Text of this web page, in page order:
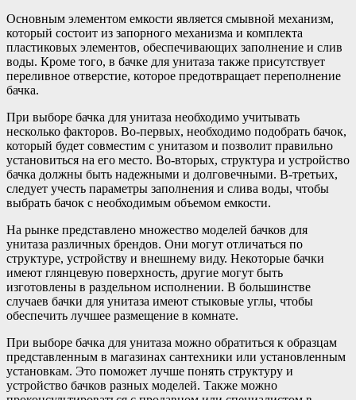
Основным элементом емкости является смывной механизм,
который состоит из запорного механизма и комплекта
пластиковых элементов, обеспечивающих заполнение и слив
воды. Кроме того, в бачке для унитаза также присутствует
переливное отверстие, которое предотвращает переполнение
бачка.
При выборе бачка для унитаза необходимо учитывать
несколько факторов. Во-первых, необходимо подобрать бачок,
который будет совместим с унитазом и позволит правильно
установиться на его место. Во-вторых, структура и устройство
бачка должны быть надежными и долговечными. В-третьих,
следует учесть параметры заполнения и слива воды, чтобы
выбрать бачок с необходимым объемом емкости.
На рынке представлено множество моделей бачков для
унитаза различных брендов. Они могут отличаться по
структуре, устройству и внешнему виду. Некоторые бачки
имеют глянцевую поверхность, другие могут быть
изготовлены в раздельном исполнении. В большинстве
случаев бачки для унитаза имеют стыковые углы, чтобы
обеспечить лучшее размещение в комнате.
При выборе бачка для унитаза можно обратиться к образцам
представленным в магазинах сантехники или установленным
установкам. Это поможет лучше понять структуру и
устройство бачков разных моделей. Также можно